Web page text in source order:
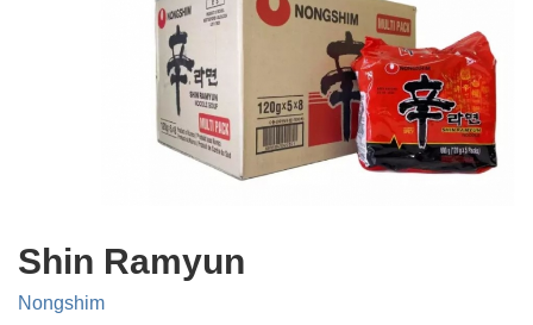
Shin Ramyun
Nongshim